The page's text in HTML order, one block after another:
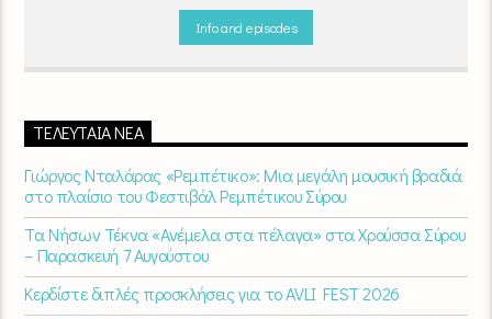
Info and episodes
ΤΕΛΕΥΤΑΊΑ ΝΈΑ
Γιώργος Νταλάρας «Ρεμπέτικο»: Μια μεγάλη μουσική βραδιά
στο πλαίσιο του Φεστιβάλ Ρεμπέτικου Σύρου
Τα Νήσων Τέκνα «Ανέμελα στα πέλαγα» στα Χρούσσα Σύρου
– Παρασκευή 7 Αυγούστου
Κερδίστε διπλές προσκλήσεις για το AVLI FEST 2026